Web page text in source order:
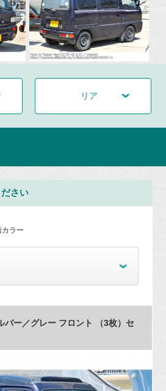
リア
さい
ラー
バー／グレー フロント （3枚）セ